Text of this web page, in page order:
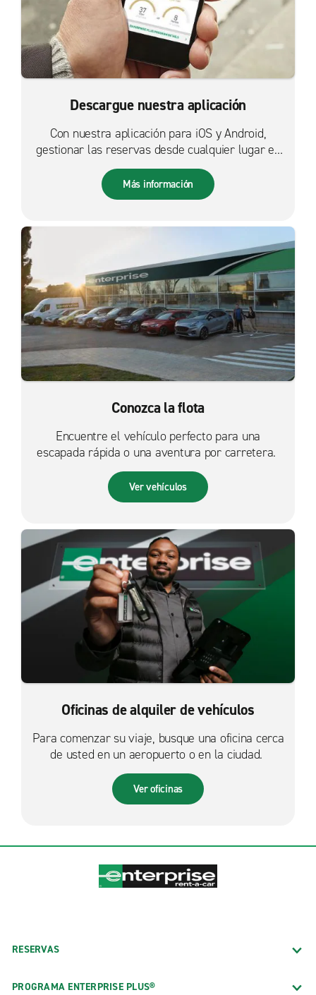
Descargue nuestra aplicación
Con nuestra aplicación para iOS y Android,
gestionar las reservas desde cualquier lugar es
más fácil que nunca.
Más información
Conozca la flota
Encuentre el vehículo perfecto para una
escapada rápida o una aventura por carretera.
Ver vehículos
Oficinas de alquiler de vehículos
Para comenzar su viaje, busque una oficina cerca
de usted en un aeropuerto o en la ciudad.
Ver oficinas
RESERVAS
PROGRAMA ENTERPRISE PLUS®